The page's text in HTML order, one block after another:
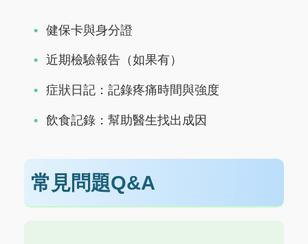
健保卡與身分證
近期檢驗報告（如果有）
症狀日記：記錄疼痛時間與強度
飲食記錄：幫助醫生找出成因
常見問題Q&A